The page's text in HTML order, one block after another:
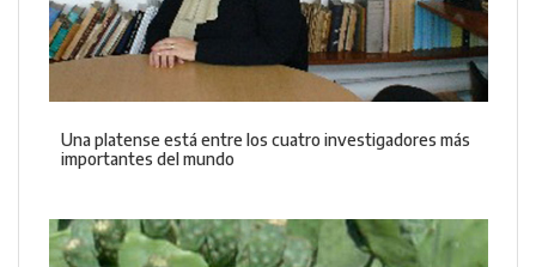
Una platense está entre los cuatro investigadores más
importantes del mundo